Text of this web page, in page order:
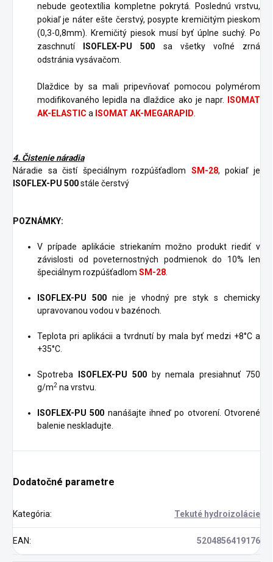
nebude geotextília kompletne pokrytá. Poslednú vrstvu,
pokiaľ je náter ešte čerstvý, posypte kremičitým pieskom
(0,3-0,8mm). Kremičitý piesok musí byť úplne suchý. Po
zaschnutí
ISOFLEX-PU 500 sa všetky voľné zrná
odstránia vysávačom.
Dlaždice by sa mali pripevňovať pomocou polymérom
modifikovaného lepidla na dlaždice ako je napr.
ISOMAT
AK-ELASTIC a ISOMAT AK-MEGARAPID
4. Čistenie náradia
Náradie sa čistí špeciálnym rozpúšťadlom SM-28, pokiaľ je
ISOFLEX-PU 500stále čerstvý
POZNÁMKY:
V prípade aplikácie striekaním možno produkt riediť v
závislosti od poveternostných podmienok do 10% len
špeciálnym rozpúšťadlom SM-28
ISOFLEX-PU 500 nie je vhodný pre styk s chemicky
upravovanou vodou v bazénoch.
Teplota pri aplikácii a tvrdnutí by mala byť medzi +8°C a
+35°C.
Spotreba ISOFLEX-PU 500
by nemala presiahnuť 750
g/m2 na vrstvu.
ISOFLEX-PU 500 nanášajte ihneď po otvorení. Otvorené
balenie neskladujte.
Dodatočné parametre
Kategória: Tekuté hydroizolácie
EAN: 5204856419176